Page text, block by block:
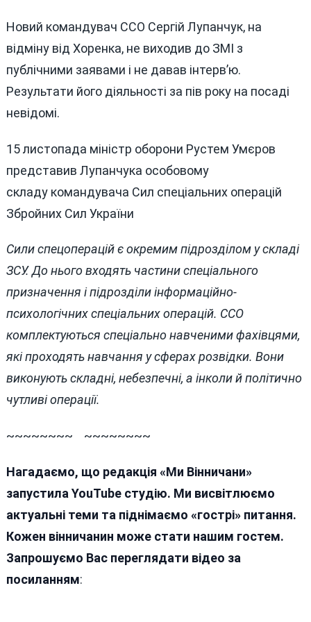
Новий командувач ССО Сергій Лупанчук, на
відміну від Хоренка, не виходив до ЗМІ з
публічними заявами і не давав інтерв’ю.
Результати його діяльності за пів року на посаді
невідомі.
15 листопада міністр оборони Рустем Умєров
представив Лупанчука особовому
складу командувача Сил спеціальних операцій
Збройних Сил України
Сили спецоперацій є окремим підрозділом у складі
ЗСУ. До нього входять частини спеціального
призначення і підрозділи інформаційно-
психологічних спеціальних операцій. ССО
комплектуються спеціально навченими фахівцями,
які проходять навчання у сферах розвідки. Вони
виконують складні, небезпечні, а інколи й політично
чутливі операції.
~~~~~~~~ ~~~~~~~~
Нагадаємо, що редакція «Ми Вінничани»
запустила YouTube студію. Ми висвітлюємо
актуальні теми та піднімаємо «гострі» питання.
Кожен вінничанин може стати нашим гостем.
Запрошуємо Вас переглядати відео за
посиланням: